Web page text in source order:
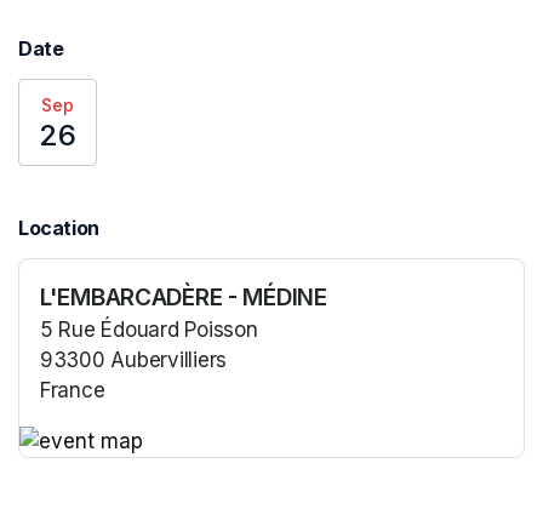
Date
Sep
26
Location
L'EMBARCADÈRE - MÉDINE
5 Rue Édouard Poisson
93300 Aubervilliers
France